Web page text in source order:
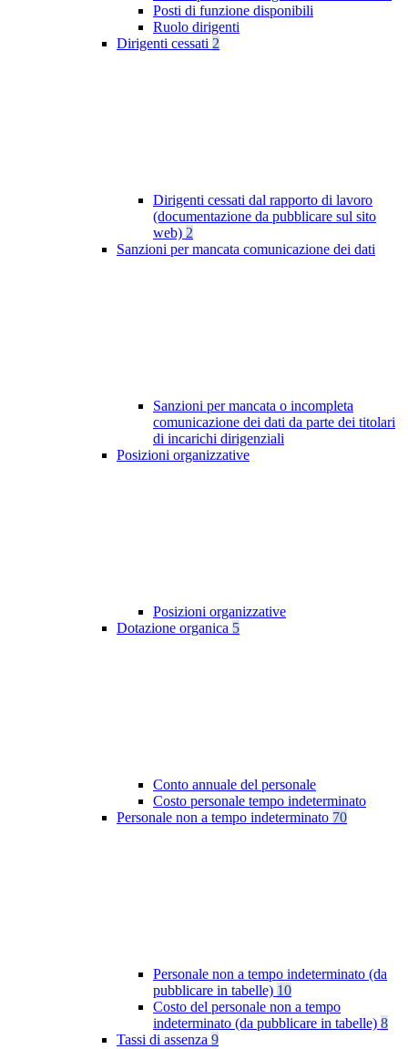
Posti di funzione disponibili
Ruolo dirigenti
Dirigenti cessati 2
Dirigenti cessati dal rapporto di lavoro
(documentazione da pubblicare sul sito
web) 2
Sanzioni per mancata comunicazione dei dati
Sanzioni per mancata o incompleta
comunicazione dei dati da parte dei titolari
di incarichi dirigenziali
Posizioni organizzative
Posizioni organizzative
Dotazione organica 5
Conto annuale del personale
Costo personale tempo indeterminato
Personale non a tempo indeterminato 70
Personale non a tempo indeterminato (da
pubblicare in tabelle) 10
Costo del personale non a tempo
indeterminato (da pubblicare in tabelle) 8
Tassi di assenza 9